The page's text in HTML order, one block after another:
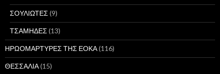
ΣΟΥΛΙΩΤΕΣ (9)
ΤΣΑΜΗΔΕΣ (13)
ΗΡΩΟΜΑΡΤΥΡΕΣ ΤΗΣ ΕΟΚΑ(116)
ΘΕΣΣΑΛΙΑ(15)